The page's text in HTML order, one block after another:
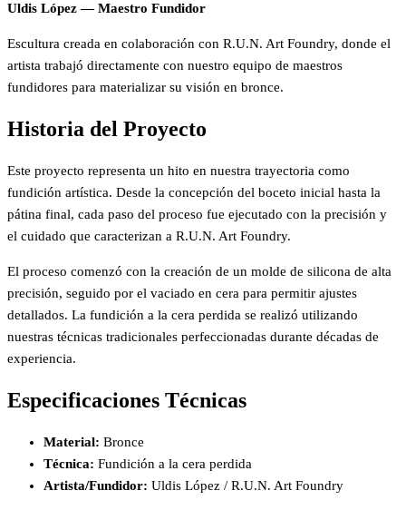
Uldis López — Maestro Fundidor
Escultura creada en colaboración con R.U.N. Art Foundry, donde el
artista trabajó directamente con nuestro equipo de maestros
fundidores para materializar su visión en bronce.
Historia del Proyecto
Este proyecto representa un hito en nuestra trayectoria como
fundición artística. Desde la concepción del boceto inicial hasta la
pátina final, cada paso del proceso fue ejecutado con la precisión y
el cuidado que caracterizan a R.U.N. Art Foundry.
El proceso comenzó con la creación de un molde de silicona de alta
precisión, seguido por el vaciado en cera para permitir ajustes
detallados. La fundición a la cera perdida se realizó utilizando
nuestras técnicas tradicionales perfeccionadas durante décadas de
experiencia.
Especificaciones Técnicas
Material: Bronce
Técnica: Fundición a la cera perdida
Artista/Fundidor: Uldis López / R.U.N. Art Foundry